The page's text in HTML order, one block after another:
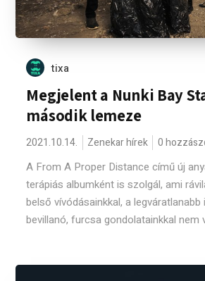
tixa
Megjelent a Nunki Bay
második lemeze
2021.10.14. Zenekar hírek 0
A From A Proper Distance című új
terápiás albumként is szolgál, ami
belső vívódásainkkal, a
bevillanó, furcsa gondolatainkkal nem